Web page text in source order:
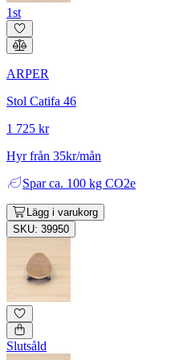
1st
ARPER
Stol Catifa 46
1 725 kr
Hyr från 35kr/mån
Spar ca. 100 kg CO2e
Lägg i varukorg
SKU: 39950
Slutsåld